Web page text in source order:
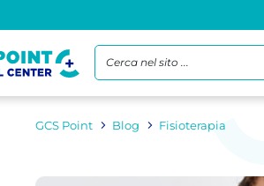
Cerca nel sito ...
GCS Point Blog Fisioterapia